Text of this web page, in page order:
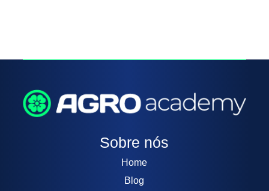
Sobre nós
Home
Blog